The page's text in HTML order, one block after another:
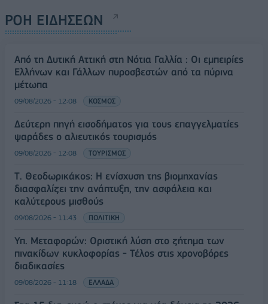
ΡΟΗ ΕΙΔΗΣΕΩΝ
Από τη Δυτική Αττική στη Νότια Γαλλία : Οι εμπειρίες
Ελλήνων και Γάλλων πυροσβεστών από τα πύρινα
μέτωπα
09/08/2026 - 12:08 ΚΟΣΜΟΣ
Δεύτερη πηγή εισοδήματος για τους επαγγελματίες
ψαράδες ο αλιευτικός τουρισμός
09/08/2026 - 12:08 ΤΟΥΡΙΣΜΟΣ
Τ. Θεοδωρικάκος: Η ενίσχυση της βιομηχανίας
διασφαλίζει την ανάπτυξη, την ασφάλεια και
καλύτερους μισθούς
09/08/2026 - 11:43 ΠΟΛΙΤΙΚΗ
Υπ. Μεταφορών: Οριστική λύση στο ζήτημα των
πινακίδων κυκλοφορίας - Τέλος στις χρονοβόρες
διαδικασίες
09/08/2026 - 11:18 ΕΛΛΑΔΑ